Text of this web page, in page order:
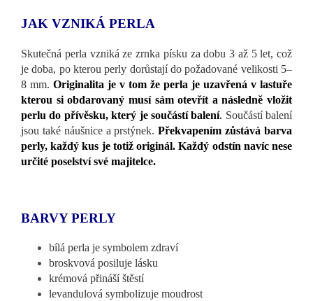
JAK VZNIKÁ PERLA
Skutečná perla vzniká ze zrnka písku za dobu 3 až 5 let, což
je doba, po kterou perly dorůstají do požadované velikosti 5–
8 mm. Originalita je v tom že perla je uzavřená v lastuře
kterou si obdarovaný musí sám otevřít a následně vložit
perlu do přívěsku, který je součástí balení. Součástí balení
jsou také náušnice a prstýnek.Překvapením zůstává barva
perly, každý kus je totiž originál. Každý odstín navíc nese
určité poselství své majitelce.
BARVY PERLY
bílá perla je symbolem zdraví
broskvová posiluje lásku
krémová přináší štěstí
levandulová symbolizuje moudrost